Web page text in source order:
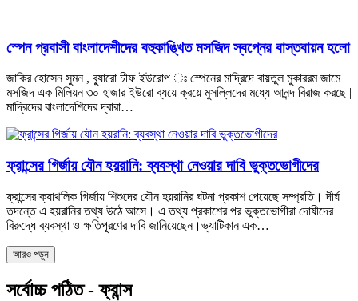
স্পেন প্রবাসী বাংলাদেশীদের বহুকাঙ্খিত মসজিদ স্বপ্নের বাস্তবায়ন হলো
জাকির হোসেন সুমন , ব্যাুরো চীফ ইউরোপ ঃ স্পেনের মাদ্রিদে বায়তুল মুকাররম জামে
মসজিদ এক মিলিয়ন ৩০ হাজার ইউরো ব্যয়ে ক্রয়ে মুসল্লিদের মধ্যে আনন্দ বিরাজ করছে |
মাদ্রিদের বাংলাদেশিদের দ্বারা…
ফ্রান্সের গির্জায় যৌন হয়রানি: ব্যবস্থা নেওয়ার দাবি ভুক্তভোগীদের
ফ্রান্সের ক্যাথলিক গির্জায় শিশুদের যৌন হয়রানির ঘটনা প্রকাশ পেয়েছে সম্প্রতি। দীর্ঘ
তদন্তে এ হয়রানির তথ্য উঠে আসে। এ তথ্য প্রকাশের পর ভুক্তভোগীরা দোষীদের
বিরুদ্ধে ব্যবস্থা ও ক্ষতিপূরণের দাবি জানিয়েছেন।ভ্যাটিকান এক…
আরও পড়ুন
সর্বোচ্চ পঠিত - ফ্রান্স